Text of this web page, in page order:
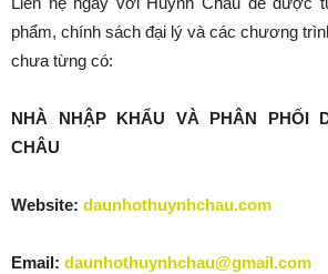
phẩm, chính sách đại lý và các chương
chưa từng có:
NHÀ NHẬP KHẨU VÀ PHÂN PHỐI
CHÂU
Website: daunhothuynhchau.com
Email: daunhothuynhchau@gmail.com